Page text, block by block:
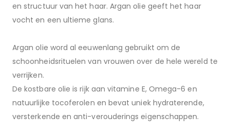
en structuur van het haar. Argan olie geeft het haar
vocht en een ultieme glans.
Argan olie word al eeuwenlang gebruikt om de
schoonheidsrituelen van vrouwen over de hele wereld te
verrijken.
De kostbare olie is rijk aan vitamine E, Omega-6 en
natuurlijke tocoferolen en bevat uniek hydraterende,
versterkende en anti-verouderings eigenschappen.